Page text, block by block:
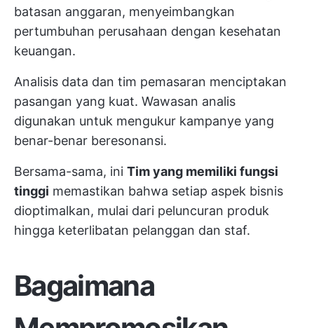
batasan anggaran, menyeimbangkan
pertumbuhan perusahaan dengan kesehatan
keuangan.
Analisis data dan tim pemasaran menciptakan
pasangan yang kuat. Wawasan analis
digunakan untuk mengukur kampanye yang
benar-benar beresonansi.
Bersama-sama, ini Tim yang memiliki fungsi
tinggi memastikan bahwa setiap aspek bisnis
dioptimalkan, mulai dari peluncuran produk
hingga keterlibatan pelanggan dan staf.
Bagaimana